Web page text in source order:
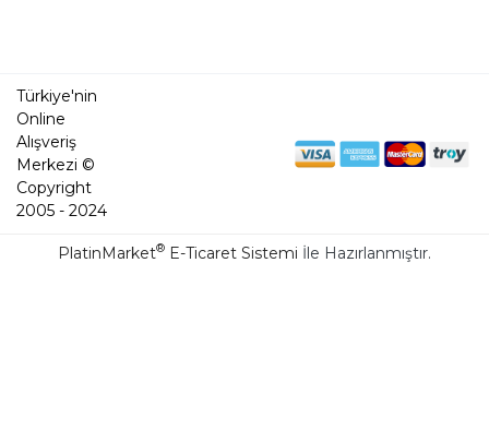
Türkiye'nin
Online
Alışveriş
Merkezi ©
Copyright
2005 - 2024
PlatinMarket® E-Ticaret Sistemi İle Hazırlanmıştır.